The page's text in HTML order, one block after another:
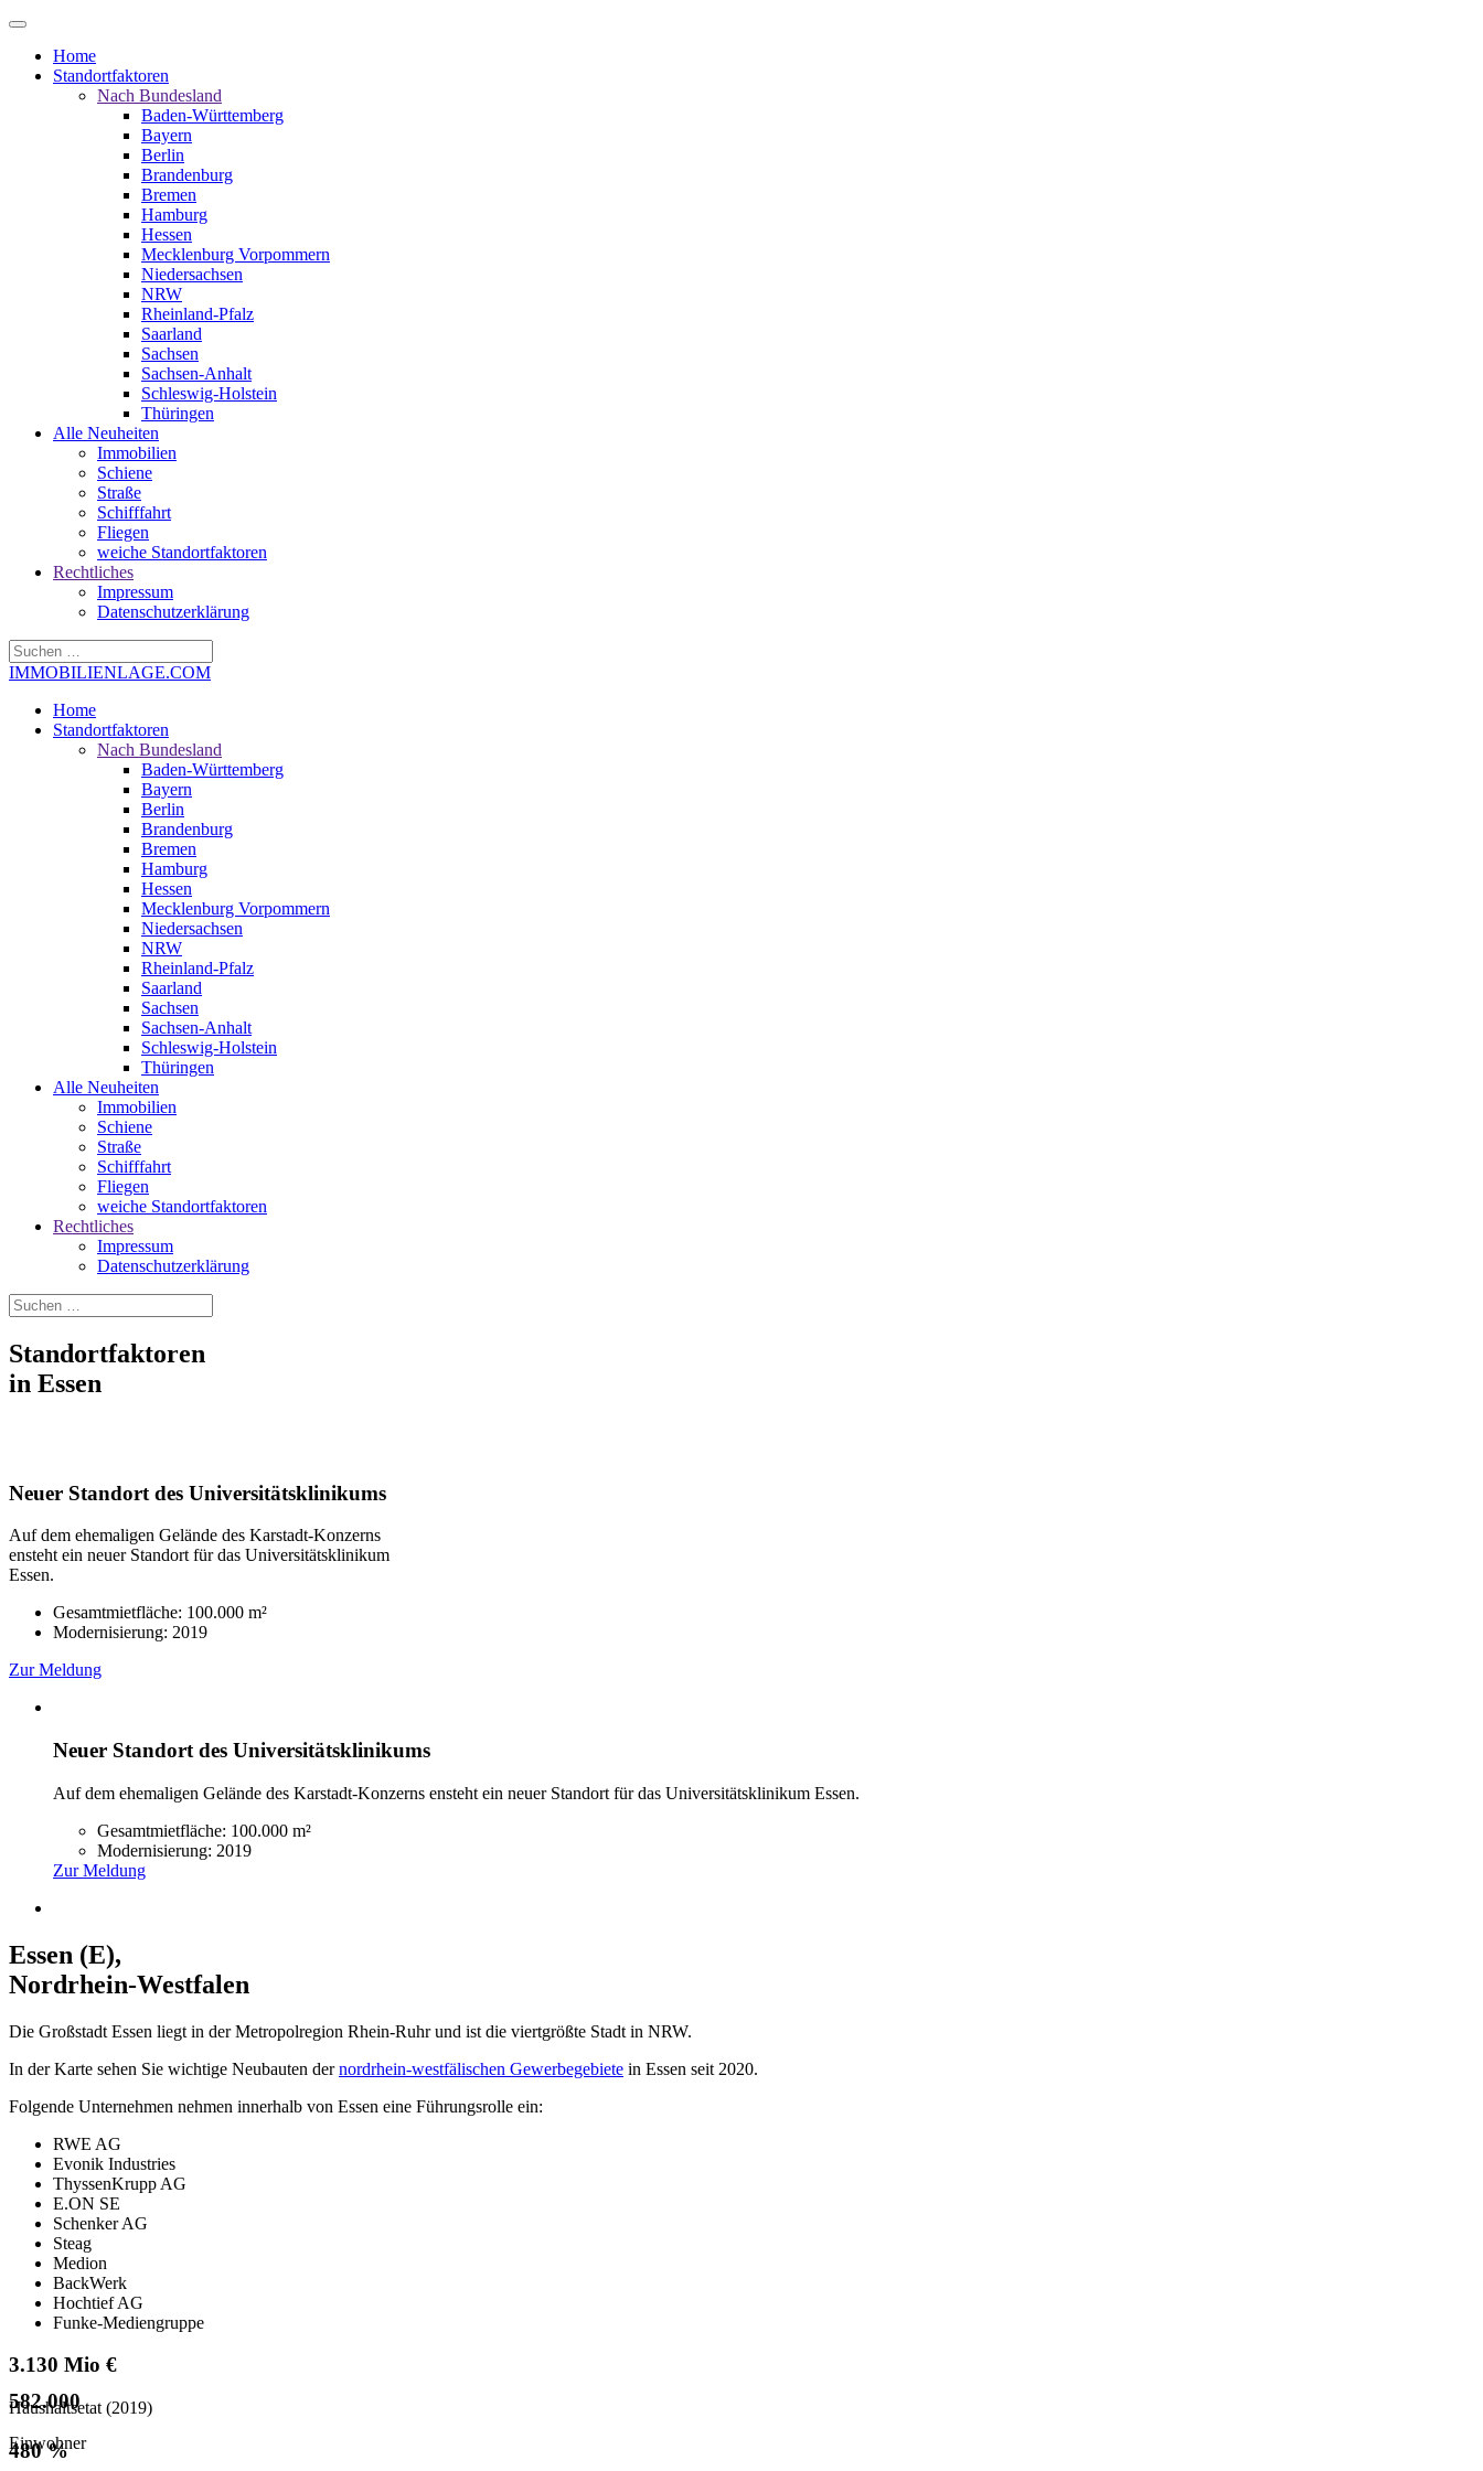
Home
Standortfaktoren
Nach Bundesland
Baden-Württemberg
Bayern
Berlin
Brandenburg
Bremen
Hamburg
Hessen
Mecklenburg Vorpommern
Niedersachsen
NRW
Rheinland-Pfalz
Saarland
Sachsen
Sachsen-Anhalt
Schleswig-Holstein
Thüringen
Alle Neuheiten
Immobilien
Schiene
Straße
Schifffahrt
Fliegen
weiche Standortfaktoren
Rechtliches
Impressum
Datenschutzerklärung
IMMOBILIENLAGE.COM
Home
Standortfaktoren
Nach Bundesland
Baden-Württemberg
Bayern
Berlin
Brandenburg
Bremen
Hamburg
Hessen
Mecklenburg Vorpommern
Niedersachsen
NRW
Rheinland-Pfalz
Saarland
Sachsen
Sachsen-Anhalt
Schleswig-Holstein
Thüringen
Alle Neuheiten
Immobilien
Schiene
Straße
Schifffahrt
Fliegen
weiche Standortfaktoren
Rechtliches
Impressum
Datenschutzerklärung
Standortfaktoren
in Essen
Neuer Standort des Universitätsklinikums
Auf dem ehemaligen Gelände des Karstadt-Konzerns
ensteht ein neuer Standort für das Universitätsklinikum
Essen.
Gesamtmietfläche: 100.000 m²
Modernisierung: 2019
Zur Meldung
Neuer Standort des Universitätsklinikums
Auf dem ehemaligen Gelände des Karstadt-Konzerns ensteht ein neuer Standort für das Universitätsklinikum Essen.
Gesamtmietfläche: 100.000 m²
Modernisierung: 2019
Zur Meldung
Essen (E),
Nordrhein-Westfalen
Die Großstadt Essen liegt in der Metropolregion Rhein-Ruhr und ist die viertgrößte Stadt in NRW.
In der Karte sehen Sie wichtige Neubauten dernordrhein-westfälischen Gewerbegebiete in Essen seit 2020.
Folgende Unternehmen nehmen innerhalb von Essen eine Führungsrolle ein:
RWE AG
Evonik Industries
ThyssenKrupp AG
E.ON SE
Schenker AG
Steag
Medion
BackWerk
Hochtief AG
Funke-Mediengruppe
3.130 Mio €
Haushaltsetat (2019)
480 %
582.000
Einwohner